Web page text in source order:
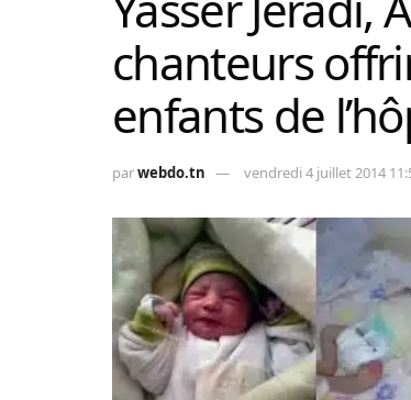
chanteurs
enfants de
parwebdo.tn vendredi 4 juillet 2014